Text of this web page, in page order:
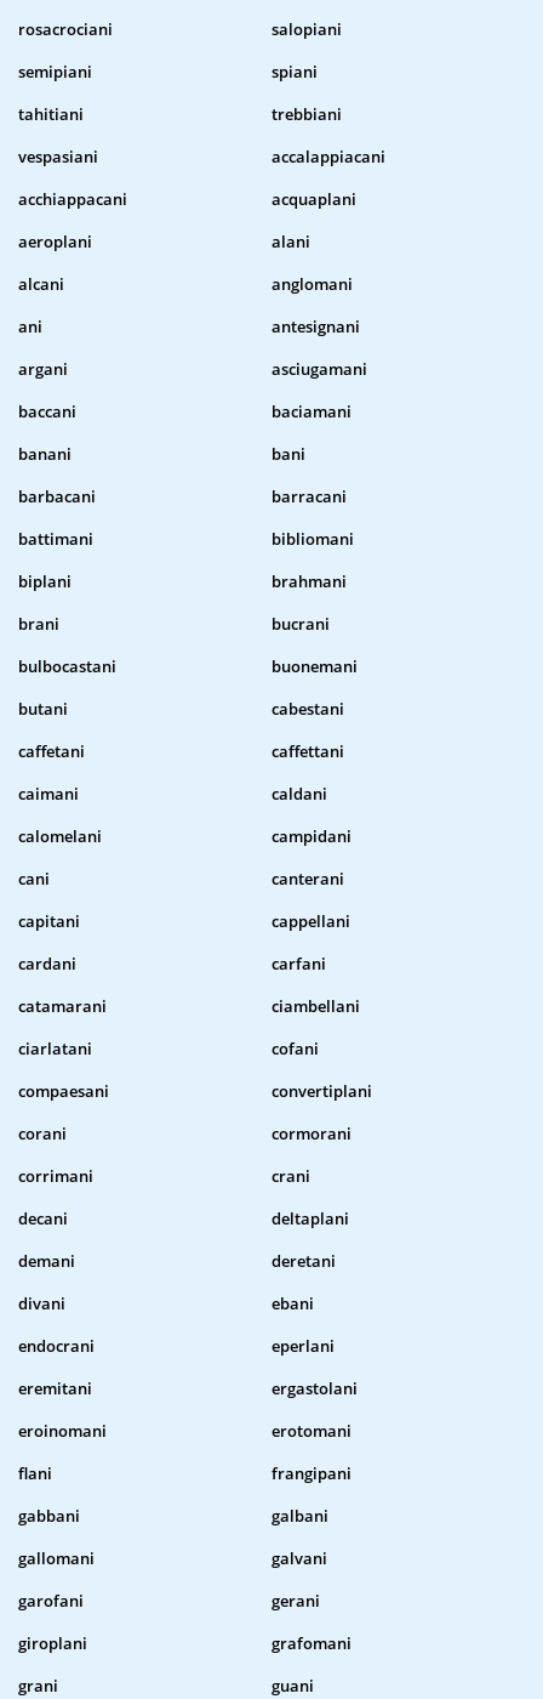
rosacrociani
salopiani
semipiani
spiani
tahitiani
trebbiani
vespasiani
accalappiacani
acchiappacani
acquaplani
aeroplani
alani
alcani
anglomani
ani
antesignani
argani
asciugamani
baccani
baciamani
banani
bani
barbacani
barracani
battimani
bibliomani
biplani
brahmani
brani
bucrani
bulbocastani
buonemani
butani
cabestani
caffetani
caffettani
caimani
caldani
calomelani
campidani
cani
canterani
capitani
cappellani
cardani
carfani
catamarani
ciambellani
ciarlatani
cofani
compaesani
convertiplani
corani
cormorani
corrimani
crani
decani
deltaplani
demani
deretani
divani
ebani
endocrani
eperlani
eremitani
ergastolani
eroinomani
erotomani
flani
frangipani
gabbani
galbani
gallomani
galvani
garofani
gerani
giroplani
grafomani
grani
guani